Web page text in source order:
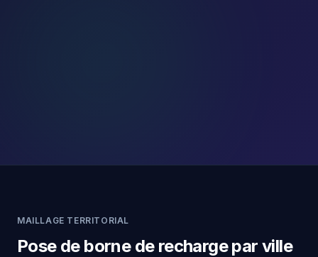
MAILLAGE TERRITORIAL
Pose de borne de recharge par ville